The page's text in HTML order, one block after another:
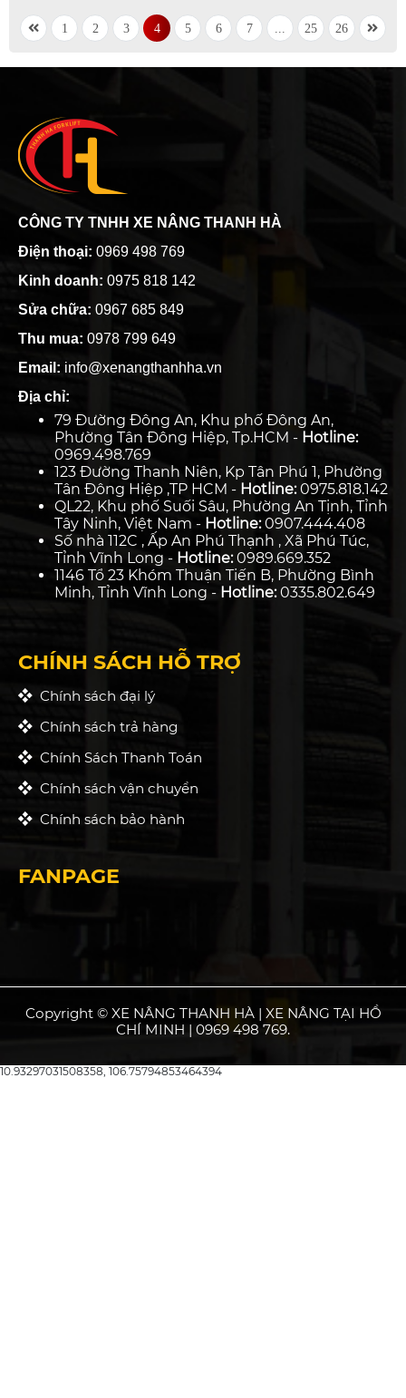
1 2 3 4 5 6 7 25 26
CÔNG TY TNHH XE NÂNG THANH HÀ
Điện thoại: 0969 498 769
Kinh doanh: 0975 818 142
Sửa chữa: 0967 685 849
Thu mua: 0978 799 649
Email: info@xenangthanhha.vn
Địa chỉ:
79 Đường Đông An, Khu phố Đông An,
Phường Tân Đông Hiệp, Tp.HCM - Hotline:
0969.498.769
123 Đường Thanh Niên, Kp Tân Phú 1, Phường
Tân Đông Hiệp ,TP HCM - Hotline:0975.818.142
QL22, Khu phố Suối Sâu, Phường An Tịnh, Tỉnh
Tây Ninh, Việt Nam - Hotline:0907.444.408
Số nhà 112C , Ấp An Phú Thạnh , Xã Phú Túc,
Tỉnh Vĩnh Long - Hotline:0989.669.352
1146 Tổ 23 Khóm Thuận Tiến B, Phường Bình
Minh, Tỉnh Vĩnh Long - Hotline:0335.802.649
CHÍNH SÁCH HỖ TRỢ
Chính sách đại lý
Chính sách trả hàng
Chính Sách Thanh Toán
Chính sách vận chuyển
Chính sách bảo hành
FANPAGE
Copyright © XE NÂNG THANH HÀ | XE NÂNG TẠI HỒ
CHÍ MINH | 0969 498 769.
10.93297031508358, 106.75794853464394